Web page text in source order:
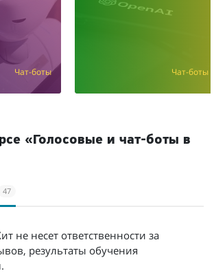
Чат-боты Чат-боты
«Голосовые и чат-боты в
47
не несет ответственности за
результаты обучения